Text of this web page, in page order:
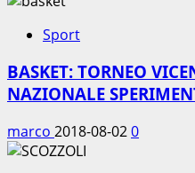
Sport
BASKET: TORNEO
NAZIONALE
marco 2018-08-020